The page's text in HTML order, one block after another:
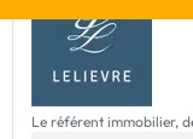
Le référent immobilier,